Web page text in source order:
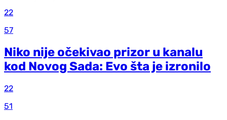
22
57
Niko nije očekivao prizor u kanalu
kod Novog Sada: Evo šta je izronilo
22
51